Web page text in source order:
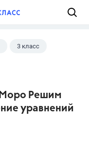
3 класс
Моро Решим
уравнений